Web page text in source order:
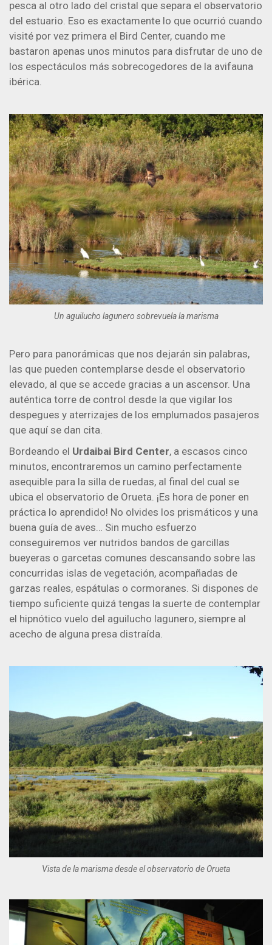
pesca al otro lado del cristal que separa el observatorio
del estuario. Eso es exactamente lo que ocurrió cuando
visité por vez primera el Bird Center, cuando me
bastaron apenas unos minutos para disfrutar de uno de
los espectáculos más sobrecogedores de la avifauna
ibérica.
Un aguilucho lagunero sobrevuela la marisma
Pero para panorámicas que nos dejarán sin palabras,
las que pueden contemplarse desde el observatorio
elevado, al que se accede gracias a un ascensor. Una
auténtica torre de control desde la que vigilar los
despegues y aterrizajes de los emplumados pasajeros
que aquí se dan cita.
Bordeando el Urdaibai Bird Center, a escasos cinco
minutos, encontraremos un camino perfectamente
asequible para la silla de ruedas, al final del cual se
ubica el observatorio de Orueta. ¡Es hora de poner en
práctica lo aprendido! No olvides los prismáticos y una
buena guía de aves… Sin mucho esfuerzo
conseguiremos ver nutridos bandos de garcillas
bueyeras o garcetas comunes descansando sobre las
concurridas islas de vegetación, acompañadas de
garzas reales, espátulas o cormoranes. Si dispones de
tiempo suficiente quizá tengas la suerte de contemplar
el hipnótico vuelo del aguilucho lagunero, siempre al
acecho de alguna presa distraída.
Vista de la marisma desde el observatorio de Orueta